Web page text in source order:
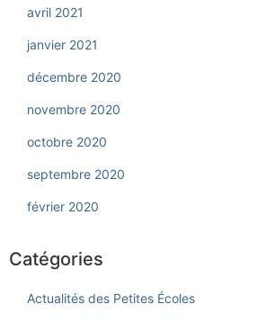
avril 2021
janvier 2021
décembre 2020
novembre 2020
octobre 2020
septembre 2020
février 2020
Catégories
Actualités des Petites Écoles